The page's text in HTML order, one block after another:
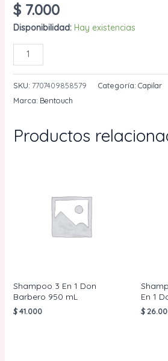
$7.000
Disponibilidad: Hay existencias
Decolorante
Bentouch
9
Tonos
cantidad
SKU: 7707409858579 Categoría: Capilar
Marca: Bentouch
Productos
Shampoo 3 En 1 Don
Barbero 950 mL
$41.000
En 1
$